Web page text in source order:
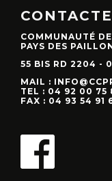
COMMUNAUTÉ
PAYS DES
55 BIS RD 2204 -
MAIL :
TEL : 04 92 00 75
FAX : 04 93 54 91